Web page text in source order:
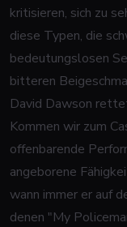
kritisieren, sich zu
diese Typen, die
bedeutungslosen
bitteren
David Dawson
Kommen wir zum
offenbarende
angeborene
wann immer er auf
denen "My